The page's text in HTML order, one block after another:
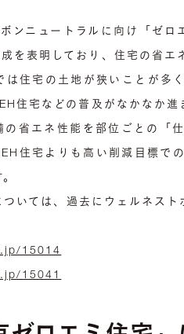
ンニュートラルに向け「ゼ
成を表明しており、住宅の省エ
は住宅の土地が狭いことが多
住宅などの普及がなかなか
の省エネ性能を部位ごとの「
住宅よりも高い削減目標で
ついては、過去にウェルネス
15014
15041